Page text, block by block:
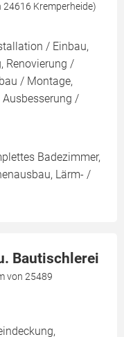
24616 Kremperheide)
/ Einbau,
Renovierung /
/ Montage,
/
Badezimmer,
Lärm- /
Bautischlerei
von 25489